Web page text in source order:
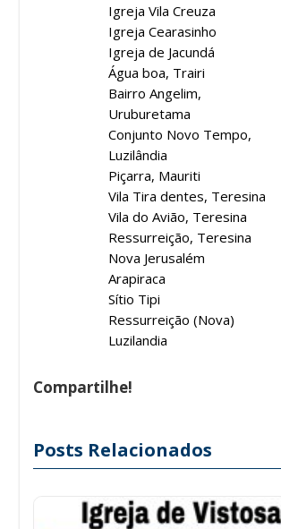
Igreja Vila Creuza
Igreja Cearasinho
Igreja de Jacundá
Água boa, Trairi
Bairro Angelim,
Uruburetama
Conjunto Novo Tempo,
Luzilândia
Piçarra, Mauriti
Vila Tira dentes, Teresina
Vila do Avião, Teresina
Ressurreição, Teresina
Nova Jerusalém
Arapiraca
Sítio Tipi
Ressurreição (Nova)
Luzilandia
Compartilhe!
Posts Relacionados